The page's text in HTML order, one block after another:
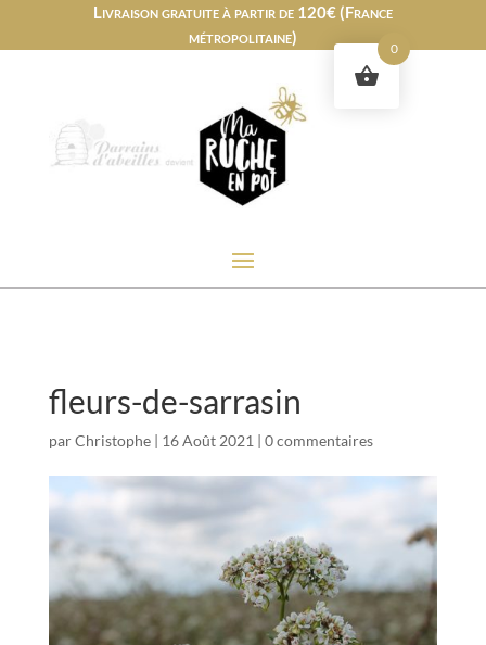
Livraison gratuite à partir de 120€ (France
métropolitaine)
fleurs-de-sarrasin
parChristophe| 16 Août 2021| 0 commentaires
0